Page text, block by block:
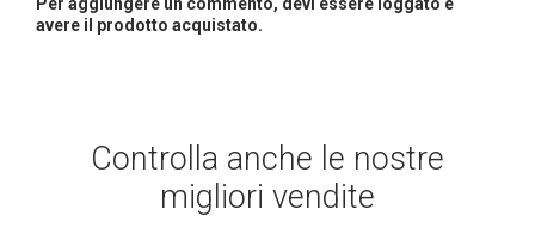
avere il prodotto acquistato.
Controlla anche le nostre
migliori vendite